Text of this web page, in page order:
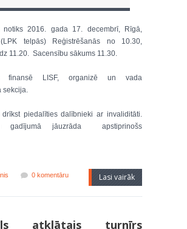
notiks 2016. gada 17. decembrī, Rīgā,
telpās) Reģistrēšanās no 10.30,
11.20. Sacensību sākums 11.30.
finansē LISF, organizē un vada
sekcija.
drīkst piedalīties dalībnieki ar invaliditāti.
gadījumā jāuzrāda apstiprinošs
0 komentāru Lasi vairāk
atklātais turnīrs